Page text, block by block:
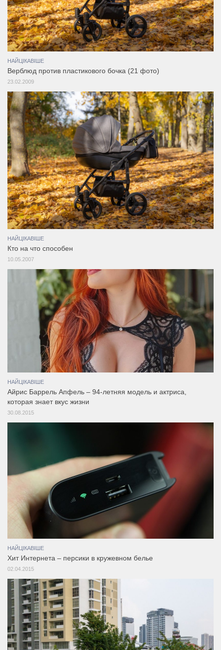
НАЙЦІКАВІШЕ
Верблюд против пластикового бочка (21 фото)
23.02.2009
НАЙЦІКАВІШЕ
Кто на что способен
10.05.2007
НАЙЦІКАВІШЕ
Айрис Баррель Апфель – 94-летняя модель и актриса,
которая знает вкус жизни
30.08.2015
НАЙЦІКАВІШЕ
Хит Интернета – персики в кружевном белье
02.04.2015